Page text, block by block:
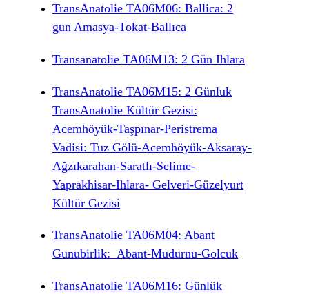
TransAnatolie TA06M06: Ballica: 2
gun Amasya-Tokat-Ballıca
Transanatolie TA06M13: 2 Gün Ihlara
TransAnatolie TA06M15: 2 Günluk
TransAnatolie Kültür Gezisi:
Acemhöyük-Taşpınar-Peristrema
Vadisi: Tuz Gölü-Acemhöyük-Aksaray-
Ağzıkarahan-Saratlı-Selime-
Yaprakhisar-Ihlara- Gelveri-Güzelyurt
Kültür Gezisi
TransAnatolie TA06M04: Abant
Gunubirlik: Abant-Mudurnu-Golcuk
TransAnatolie TA06M16: Günlük